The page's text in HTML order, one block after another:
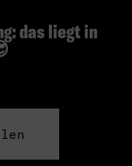
das liegt in